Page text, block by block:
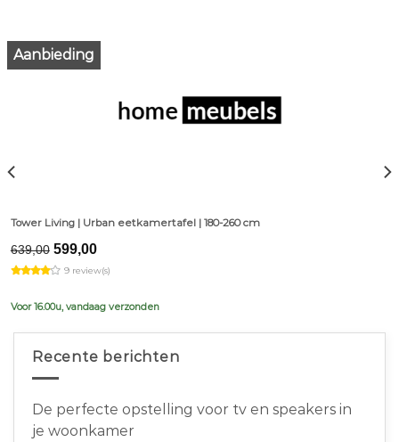
Aanbieding
Tower Living | Urban eetkamertafel | 180-260 cm
639,00 Original
price
was:
599,00Current
is:
9 review(s)
Voor 16.00u, vandaag verzonden
Recente berichten
De perfecte opstelling voor tv en speakers in
je woonkamer